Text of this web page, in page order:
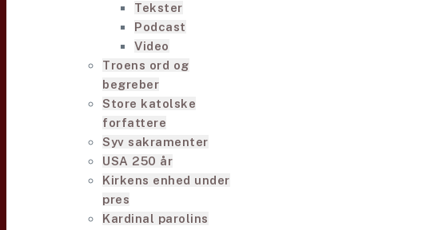
Tekster
Podcast
Video
Troens ord og
begreber
Store katolske
forfattere
Syv sakramenter
USA 250 år
Kirkens enhed under
pres
Kardinal parolins